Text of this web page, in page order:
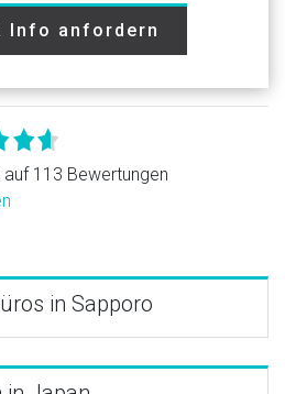
Info anfordern
113 Bewertungen
in Sapporo